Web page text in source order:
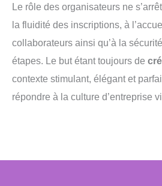
Le rôle des organisateurs ne
la fluidité des inscriptions, à
collaborateurs ainsi qu’à la
étapes. Le but étant toujours de
contexte stimulant, élégant et
répondre à la culture d’entreprise